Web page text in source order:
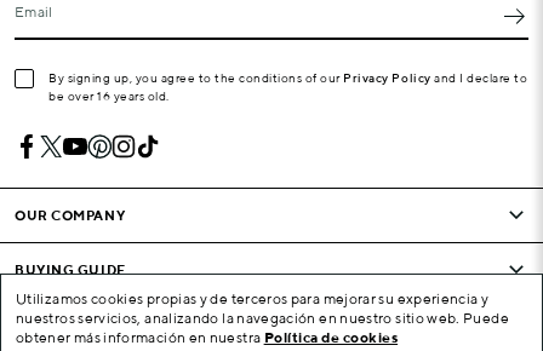
Email
By signing up, you agree to the conditions of our Privacy Policy and I declare to
be over 16 years old.
OUR COMPANY
BUYING GUIDE
CONDITIONS AND COMPANY
Utilizamos cookies propias y de terceros para mejorar su experiencia y
nuestros servicios, analizando la navegación en nuestro sitio web. Puede
obtener más información en nuestra Política de cookies